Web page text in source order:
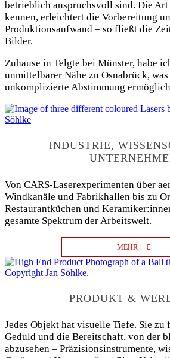
betrieblich anspruchsvoll sind. Die Art
kennen, erleichtert die Vorbereitung
Produktionsaufwand – so fließt die
Bilder.
Zuhause in Telgte bei Münster, habe
unmittelbarer Nähe zu Osnabrück,
unkomplizierte Abstimmung
INDUSTRIE,
Von CARS-Laserexperimenten über
Windkanäle und Fabrikhallen bis zu
Restaurantküchen und
gesamte Spektrum der Arbeitswelt.
MEHR
PRODUKT &
Jedes Objekt hat visuelle Tiefe. Sie
Geduld und die Bereitschaft, von der
abzusehen – Präzisionsinstrumente,